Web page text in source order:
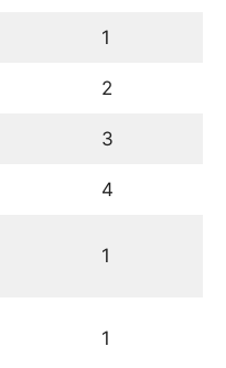
1
2
3
4
1
1